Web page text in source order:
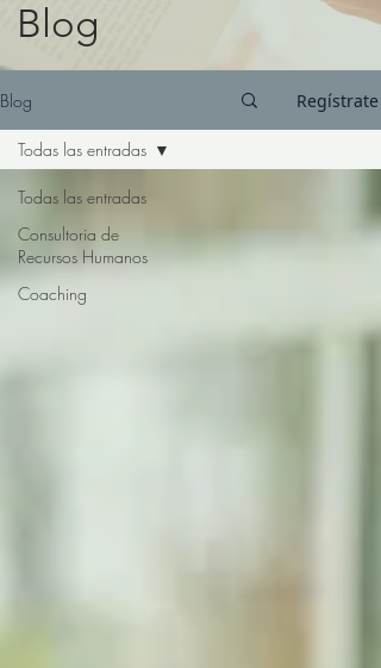
Blog
Blog Regístrate
Todas las entradas
Consultoria de
Recursos Humanos
Coaching
Todas las entradas